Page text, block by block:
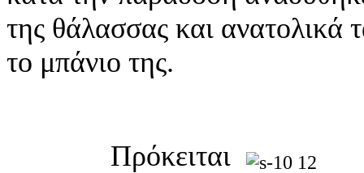
της θάλασσας και ανατολικά
το μπάνιο της.
Πρόκειται